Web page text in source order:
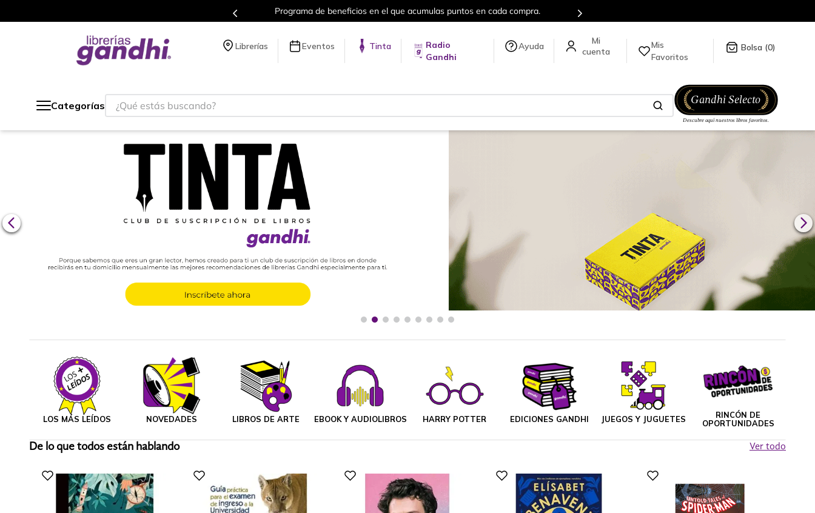
Más de 5 millones de títulos en nuestra tienda en línea.
Librerías Eventos Tinta
Radio
Gandhi
Ayuda
Mis
Favoritos
0
Categorías
¿Qué estás buscando?
LOS MÁS LEÍDOS NOVEDADES LIBROS DE ARTE EBOOK Y AUDIOLIBROS HARRY POTTER EDICIONES GANDHI JUEGOS Y JUGUETES
RINCÓN DE
OPORTUNIDADES
De lo que todos están hablando Ver todo